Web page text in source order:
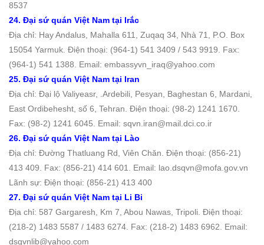
8537
24. Đại sứ quán Việt Nam tại Irắc
Địa chỉ: Hay Andalus, Mahalla 611, Zuqaq 34, Nhà 71, P.O. Box
15054 Yarmuk. Ðiện thoại: (964-1) 541 3409 / 543 9919. Fax:
(964-1) 541 1388. Email: embassyvn_iraq@yahoo.com
25. Đại sứ quán Việt Nam tại Iran
Địa chỉ: Đại lộ Valiyeasr, .Ardebili, Pesyan, Baghestan 6, Mardani,
East Ordibehesht, số 6, Tehran. Ðiện thoại: (98-2) 1241 1670.
Fax: (98-2) 1241 6045. Email: sqvn.iran@mail.dci.co.ir
26. Đại sứ quán Việt Nam tại Lào
Địa chỉ: Đường Thatluang Rd, Viên Chăn. Ðiện thoại: (856-21)
413 409. Fax: (856-21) 414 601. Email: lao.dsqvn@mofa.gov.vn
Lãnh sự: Điện thoại: (856-21) 413 400
27. Đại sứ quán Việt Nam tại Li Bi
Địa chỉ: 587 Gargaresh, Km 7, Abou Nawas, Tripoli. Ðiện thoại:
(218-2) 1483 5587 / 1483 6274. Fax: (218-2) 1483 6962. Email:
dsqvnlib@yahoo.com